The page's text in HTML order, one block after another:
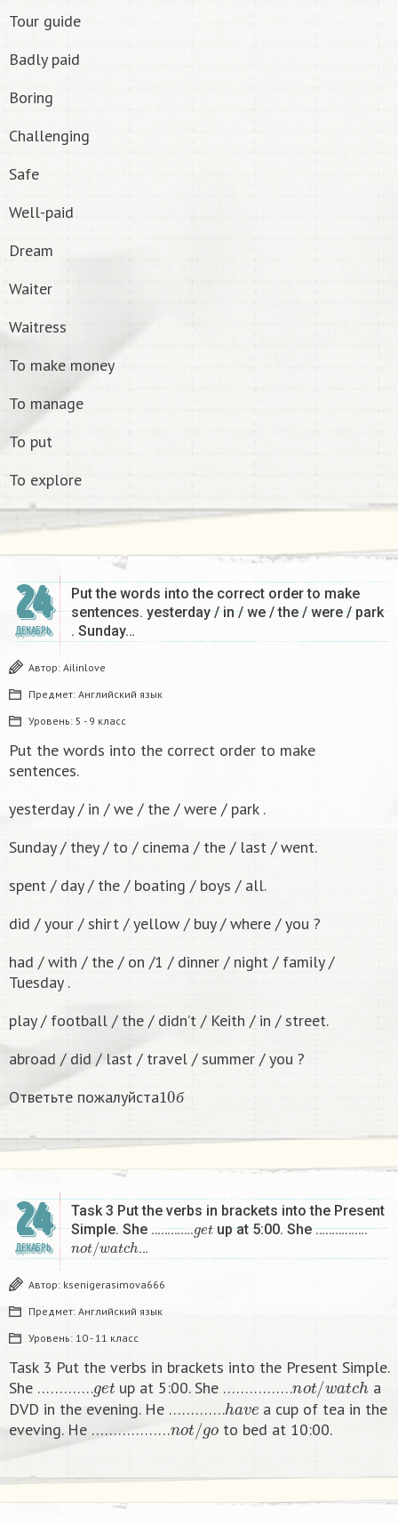
Tour guide
Badly paid
Boring
Challenging
Safe
Well-paid
Dream
Waiter
Waitress
To make money
To manage
To put
To explore
24
ДЕКАБРЬ
Put the words into the correct order to make
sentences. yesterday / in / we / the / were / park
. Sunday…
Автор: Ailinlove
Предмет: Английский язык
Уровень: 5 - 9 класс
Put the words into the correct order to make
sentences.
yesterday / in / we / the / were / park .
Sunday / they / to / cinema / the / last / went.
spent / day / the / boating / boys / all.
did / your / shirt / yellow / buy / where / you ?
had / with / the / on /1 / dinner / night / family /
Tuesday .
play / football / the / didn’t / Keith / in / street.
abroad / did / last / travel / summer / you ?
Ответьте пожалуйста
б
10 б
24
ДЕКАБРЬ
Task 3 Put the verbs in brackets into the Present
Simple. She ………….
tup at 5:00. She …………….
t /w t h …
Автор: ksenigerasimova666
Предмет: Английский язык
Уровень: 10 - 11 класс
Task 3 Put the verbs in brackets into the Present Simple.
She ………….ge t up at 5:00. She …………….not/watcha
DVD in the evening. He ………….have a cup of tea in the
eveving. He ………………not/go to bed at 10:00. ​